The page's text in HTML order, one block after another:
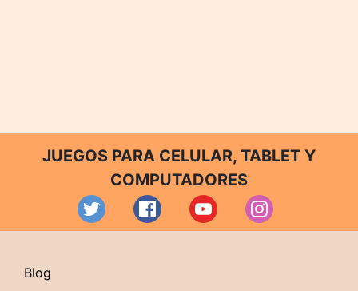
JUEGOS PARA CELULAR, TABLET Y
COMPUTADORES
Blog